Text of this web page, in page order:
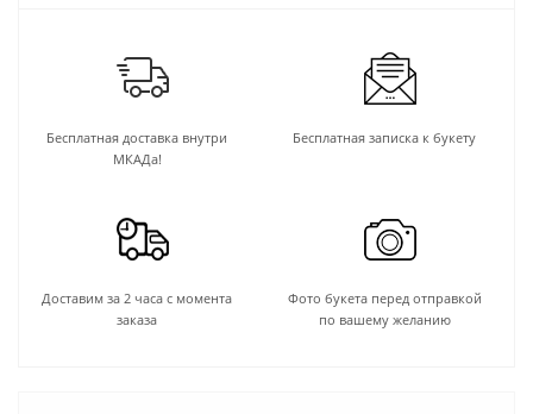
Бесплатная доставка внутри
МКАДа!
Бесплатная записка к букету
Доставим за 2 часа с момента
заказа
Фото букета перед отправкой
по вашему желанию